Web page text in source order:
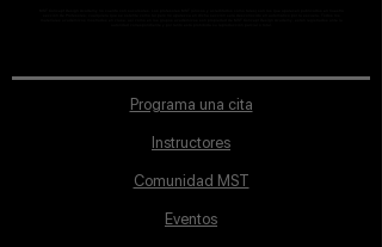
Programa una cita
Instructores
Comunidad MST
Eventos